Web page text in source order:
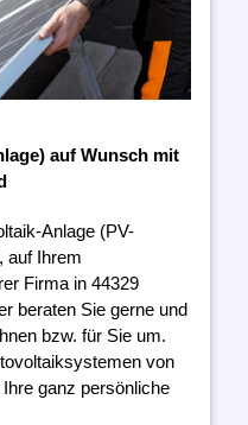
auf Wunsch mit
Anlage (PV-
auf Ihrem
Firma in 44329
beraten Sie gerne und
bzw. für Sie um.
von
ganz persönliche